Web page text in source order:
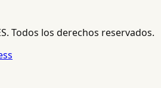
Todos los derechos reservados.